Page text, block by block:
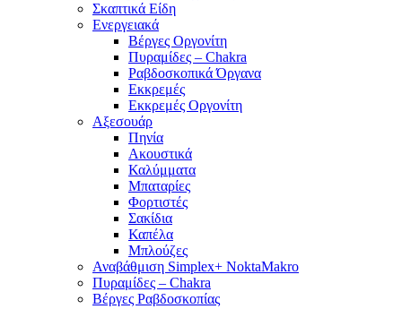
Σκαπτικά Είδη
Ενεργειακά
Βέργες Οργονίτη
Πυραμίδες – Chakra
Ραβδοσκοπικά Όργανα
Εκκρεμές
Εκκρεμές Οργονίτη
Αξεσουάρ
Πηνία
Ακουστικά
Καλύμματα
Μπαταρίες
Φορτιστές
Σακίδια
Καπέλα
Μπλούζες
Αναβάθμιση Simplex+ NoktaMakro
Πυραμίδες – Chakra
Βέργες Ραβδοσκοπίας